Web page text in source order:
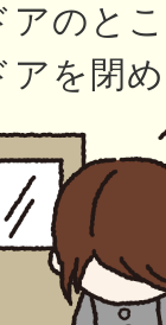
アのと
アを閉